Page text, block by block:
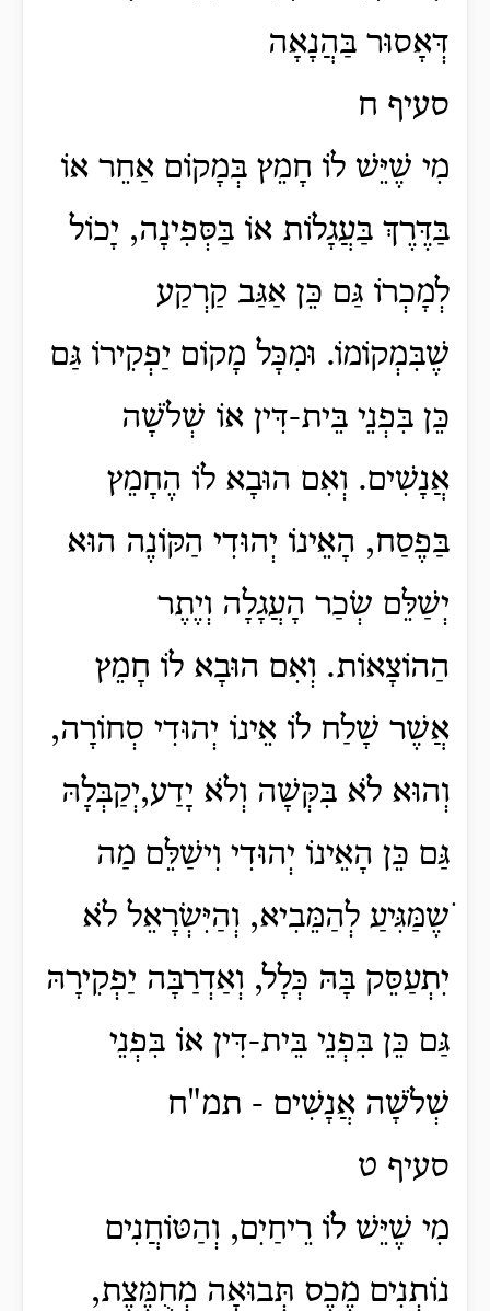
דְּאָסוּר בַּהֲנָאָה
סעיף ח
מִי שֶׁיֵּשׁ לוֹ חָמֵץ בְּמָקוֹם אַחֵר אוֹ
בַּדֶּרֶךְ בַּעֲגָלוֹת אוֹ בַּסְּפִינָה, יָכוֹל
לְמָכְרוֹ גַּם כֵּן אַגַּב קַרְקַע
שֶׁבִּמְקוֹמוֹ. וּמִכָּל מָקוֹם יַפְקִירוֹ גַּם
כֵּן בִּפְנֵי בֵּית-דִּין אוֹ שְׁלֹשָׁה
אֲנָשִׁים. וְאִם הוּבָא לוֹ הֶחָמֵץ
בַּפֶסַח, הָאֵינוֹ יְהוּדִי הַקּוֹנֶה הוּא
יְשַׁלֵּם שְׂכַר הָעֲגָלָה וְיֶתֶר
הַהוֹצָאוֹת. וְאִם הוּבָא לוֹ חָמֵץ
אֲשֶׁר שָׁלַח לוֹ אֵינוֹ יְהוּדִי סְחוֹרָה,
וְהוּא לֹא בִּקְּשָׁה וְלֹא יָדַע,יְקַבְּלָהּ
גַּם כֵּן הָאֵינוֹ יְהוּדִי וִישַׁלֵּם מַה
ֹשֶמַּגִּיעַ לְהַמֵּבִיא, וְהַיִּשְׂרָאֵל לֹא
יִתְעַסֵּק בָּהּ כְּלָל, וְאַדְרַבָּה יַפְקִירָהּ
גַּם כֵּן בִּפְנֵי בֵּית-דִּין אוֹ בִּפְנֵי
שְׁלֹשָׁה אֲנָשִׁים - תמ"ח
סעיף ט
מִי שֶׁיֵּשׁ לוֹ רֵיחַיִם, וְהַטּוֹחֲנִים
נוֹתְנִים מֶכֶס תְּבוּאָה מְחֻמֶּצֶת,